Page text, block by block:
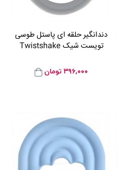
دندانگیر حلقه ای پاستل طوسی
تویست شیک Twistshake
۳۹۶,۰۰۰ تومان